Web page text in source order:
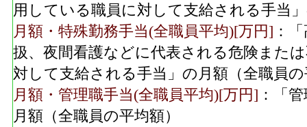
用している職員に対して支給される手当
月額・特殊勤務手当(全職員平均)[万円] ：
扱、夜間看護などに代表される危険また
対して支給される手当」の月額（全職員
月額・管理職手当(全職員平均)[万円] ：「
月額（全職員の平均額）